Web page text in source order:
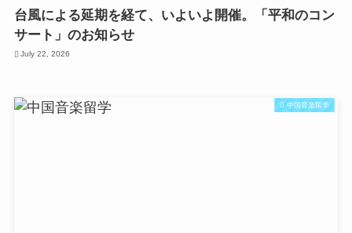
台風による延期を経て、いよいよ開催。「平和のコン
サート」のお知らせ
July 22, 2026
中国音楽留学